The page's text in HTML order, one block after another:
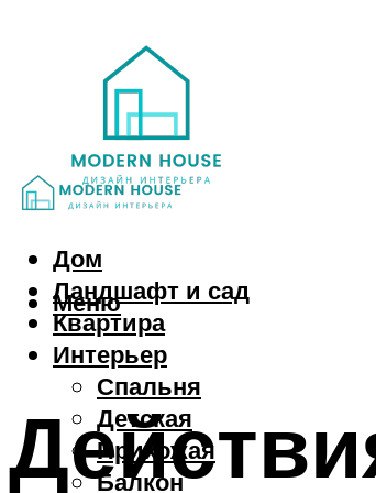
Дом
Ландшафт и сад
Квартира
Интерьер
Спальня
Детская
Прихожая
Балкон
Меню